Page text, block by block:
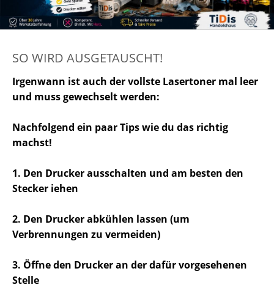
SO WIRD AUSGETAUSCHT!
Irgenwann ist auch der vollste Lasertoner mal leer
und muss gewechselt werden:
Nachfolgend ein paar Tips wie du das richtig
machst!
1. Den Drucker ausschalten und am besten den
Stecker iehen
2. Den Drucker abkühlen lassen (um
Verbrennungen zu vermeiden)
3. Öffne den Drucker an der dafür vorgesehenen
Stelle